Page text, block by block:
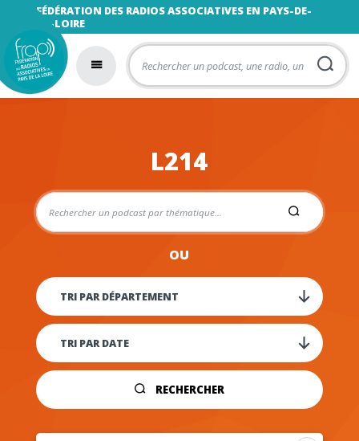
FÉDÉRATION DES RADIOS ASSOCIATIVES EN PAYS-DE-
LA-LOIRE
L214
OU
RECHERCHER